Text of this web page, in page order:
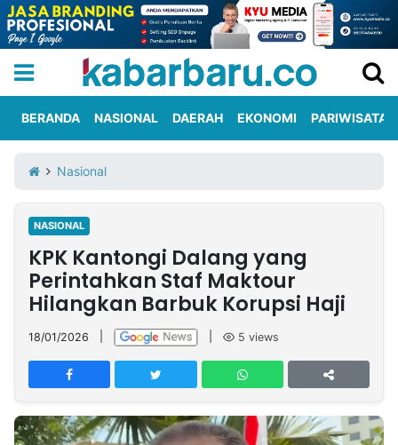
Iklan
Berita
Kami
Nasional
International
Olahraga
Entertainment
Daerah
Pariwisata
Kuliner
Kolom
Network
PT
TREETAN
INDONESIA
BERANDA NASIONAL DAERAH EKONOMI PARIWISATA
Nasional
NASIONAL
KPK Kantongi Dalang yang
Perintahkan Staf Maktour
Hilangkan Barbuk Korupsi Haji
18/01/2026 5 views